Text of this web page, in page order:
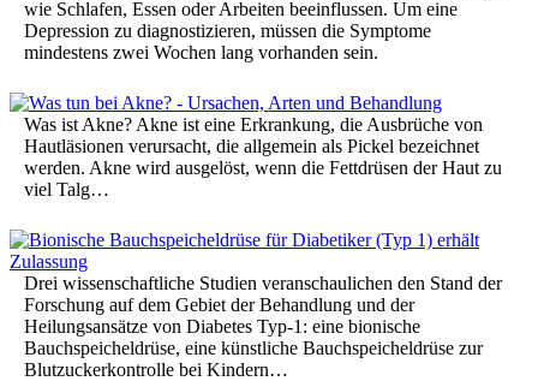
wie Schlafen, Essen oder Arbeiten beeinflussen. Um eine
Depression zu diagnostizieren, müssen die Symptome
mindestens zwei Wochen lang vorhanden sein.
Was ist Akne? Akne ist eine Erkrankung, die Ausbrüche von
Hautläsionen verursacht, die allgemein als Pickel bezeichnet
werden. Akne wird ausgelöst, wenn die Fettdrüsen der Haut zu
viel Talg…
Drei wissenschaftliche Studien veranschaulichen den Stand der
Forschung auf dem Gebiet der Behandlung und der
Heilungsansätze von Diabetes Typ-1: eine bionische
Bauchspeicheldrüse, eine künstliche Bauchspeicheldrüse zur
Blutzuckerkontrolle bei Kindern…